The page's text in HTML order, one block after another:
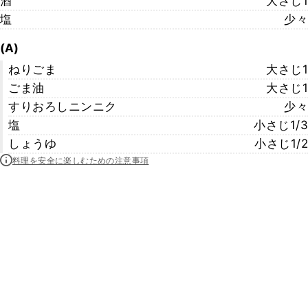
塩
少々
(A)
ねりごま
大さじ1
ごま油
大さじ1
すりおろしニンニク
少々
塩
小さじ1/3
しょうゆ
小さじ1/2
料理を安全に楽しむための注意事項